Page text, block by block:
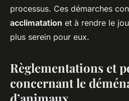
processus. Ces démarches
acclimatation et à rendre le
plus serein pour eux.
Règlementations et
concernant le